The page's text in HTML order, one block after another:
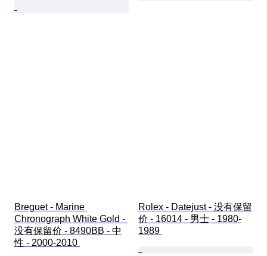
Breguet - Marine
Chronograph White Gold -
没有保留价 - 8490BB - 中
性 - 2000-2010
Rolex - Datejust - 没有保留
价 - 16014 - 男士 - 1980-
1989